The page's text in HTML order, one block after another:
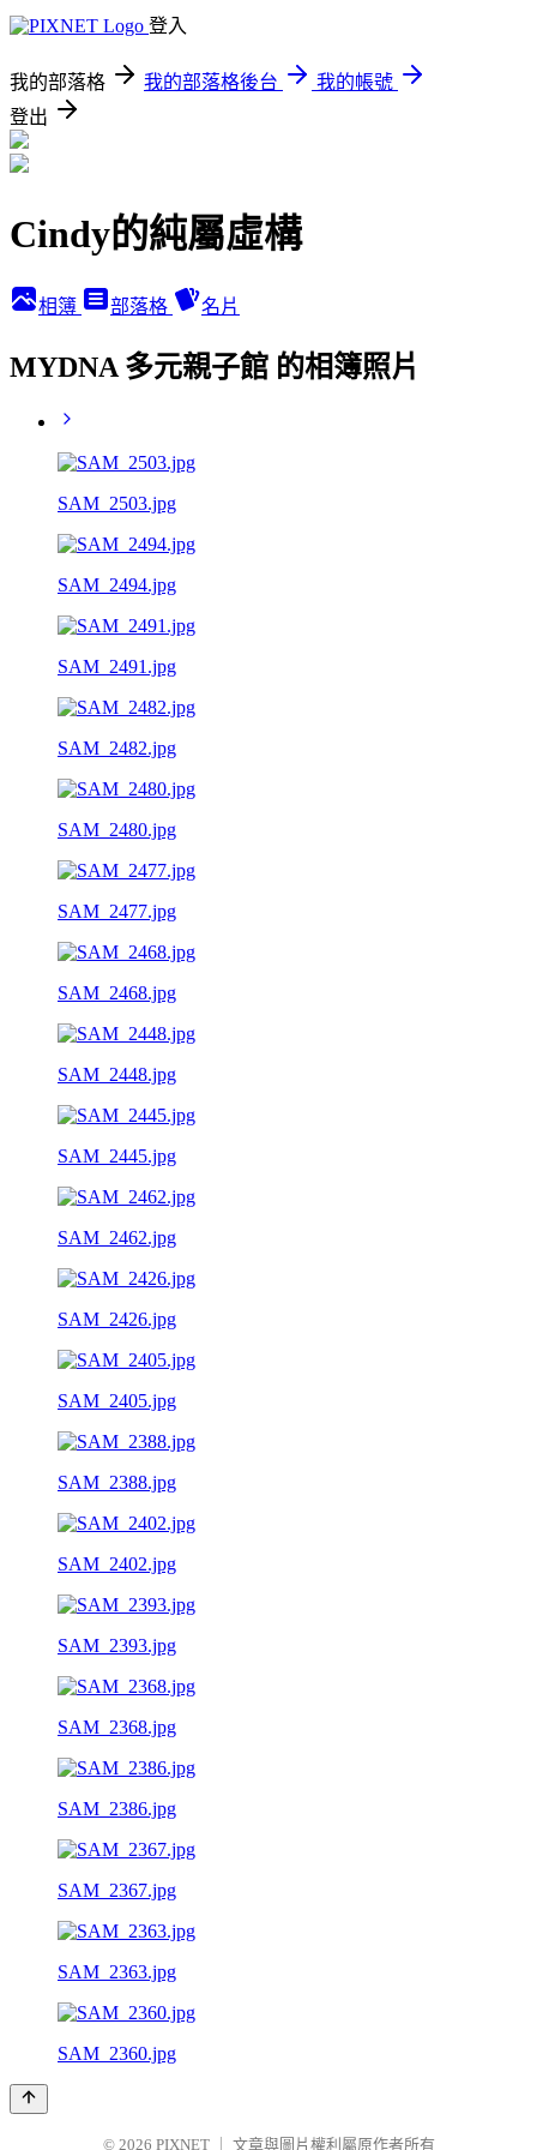
登入
我的部落格 我的部落格後台
我的帳號
登出
Cindy的純屬虛構
相簿 部落格 名片
MYDNA 多元親子館 的相簿照片
SAM_2503.jpg
SAM_2494.jpg
SAM_2491.jpg
SAM_2482.jpg
SAM_2480.jpg
SAM_2477.jpg
SAM_2468.jpg
SAM_2448.jpg
SAM_2445.jpg
SAM_2462.jpg
SAM_2426.jpg
SAM_2405.jpg
SAM_2388.jpg
SAM_2402.jpg
SAM_2393.jpg
SAM_2368.jpg
SAM_2386.jpg
SAM_2367.jpg
SAM_2363.jpg
SAM_2360.jpg
© 2026 PIXNET 文章與圖片權利屬原作者所有